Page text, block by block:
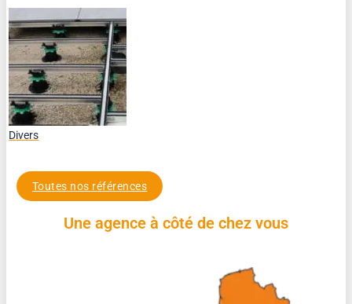
Divers
Toutes nos références
Une agence à côté de chez vous